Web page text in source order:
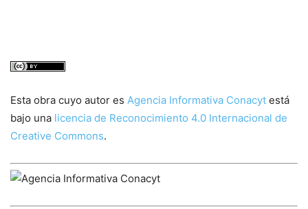
Esta obra cuyo autor es Agencia Informativa Conacyt está
bajo una licencia de Reconocimiento 4.0 Internacional de
Creative Commons.